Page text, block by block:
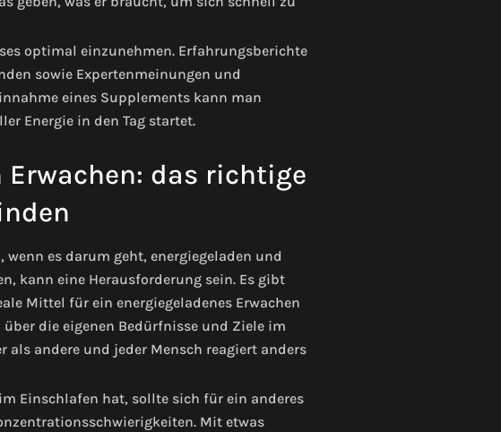
optimal einzunehmen. Erfahrungsberichte
sowie Expertenmeinungen und
eines Supplements kann man
Energie in den Tag startet.
das richtige
es darum geht, energiegeladen und
kann eine Herausforderung sein. Es gibt
Mittel für ein energiegeladenes Erwachen
die eigenen Bedürfnisse und Ziele im
als andere und jeder Mensch reagiert anders
Einschlafen hat, sollte sich für ein anderes
Mit etwas